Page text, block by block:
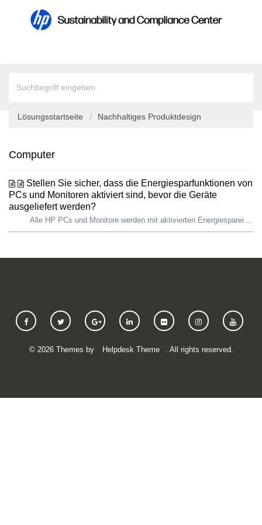
Lösungsstartseite Nachhaltiges Produktdesign
Computer
Stellen Sie sicher, dass die Energiesparfunktionen von
PCs und Monitoren aktiviert sind, bevor die Geräte
ausgeliefert werden?
Alle HP PCs und Monitore werden mit aktivierten Energiespareinstellungen ausgeliefert. Energieverwaltungsfunktionen können Energie sparen, indem si...
© 2026Themes by Helpdesk Theme . All rights reserved.